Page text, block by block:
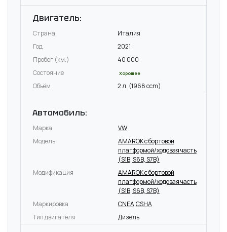
Двигатель:
Страна
Италия
Год
2021
Пробег (км.)
40 000
Состояние
Хорошее
Объём 2 л. (1968 ccm)
Автомобиль:
Марка
VW
Модель
AMAROK c бортовой
платформой/ходовая часть
(S1B, S6B, S7B)
Модификация
AMAROK c бортовой
платформой/ходовая часть
(S1B, S6B, S7B)
Маркировка
CNEA,CSHA
Тип двигателя
Дизель